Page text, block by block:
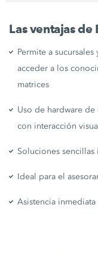
Las ventajas de
Permite a
acceder a los
matrices
Uso de hardware
con interacción
Soluciones
Ideal para el
Asistencia